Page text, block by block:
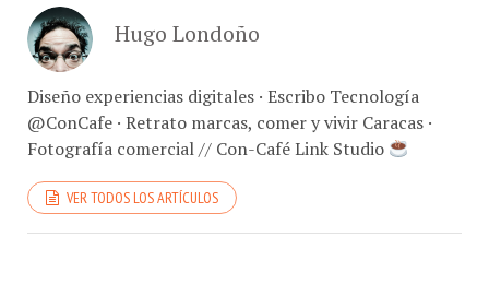
Hugo Londoño
Diseño experiencias digitales · Escribo Tecnología
@ConCafe · Retrato marcas, comer y vivir Caracas ·
Fotografía comercial // Con-Café Link Studio
VER TODOS LOS ARTÍCULOS